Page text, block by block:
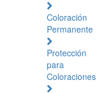
Coloración
Permanente
Protección
para
Coloraciones